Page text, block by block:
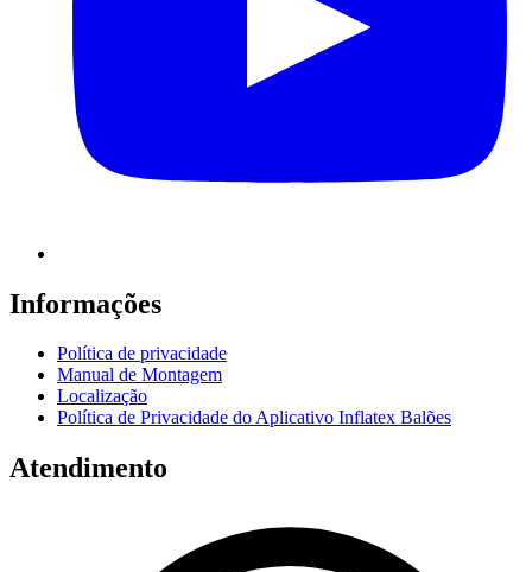
Informações
Política de privacidade
Manual de Montagem
Localização
Política de Privacidade do Aplicativo Inflatex Balões
Atendimento